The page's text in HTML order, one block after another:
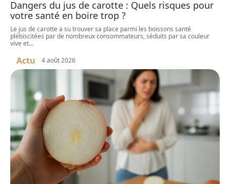
Dangers du jus de carotte : Quels risques pour
votre santé en boire trop ?
Le jus de carotte a su trouver sa place parmi les boissons santé
plébiscitées par de nombreux consommateurs, séduits par sa couleur
vive et…
Actu 4 août 2026